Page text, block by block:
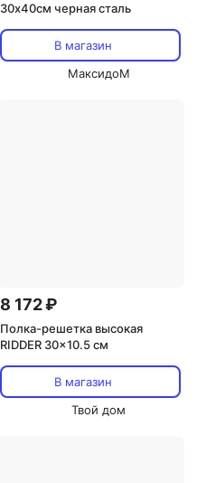
30х40см черная сталь
В магазин
МаксидоМ
8 172 ₽
Полка-решетка высокая
RIDDER 30x10.5 см
В магазин
Твой дом